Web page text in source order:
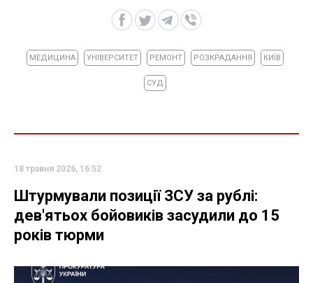
МЕДИЦИНА УНІВЕРСИТЕТ РЕМОНТ РОЗКРАДАННЯ КИЇВ
СУД
18 травня 2026, 16:52
Штурмували позиції ЗСУ за рублі:
дев'ятьох бойовиків засудили до 15
років тюрми